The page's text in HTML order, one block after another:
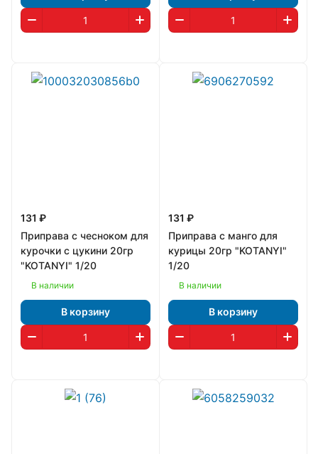
131 ₽
Приправа с чесноком для
курочки с цукини 20гр
"KOTANYI" 1/20
В наличии
В корзину
131 ₽
Приправа с манго для
курицы 20гр "KOTANYI"
1/20
В наличии
В корзину